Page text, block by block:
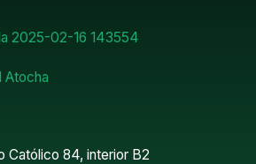
Católico 84, interior B2